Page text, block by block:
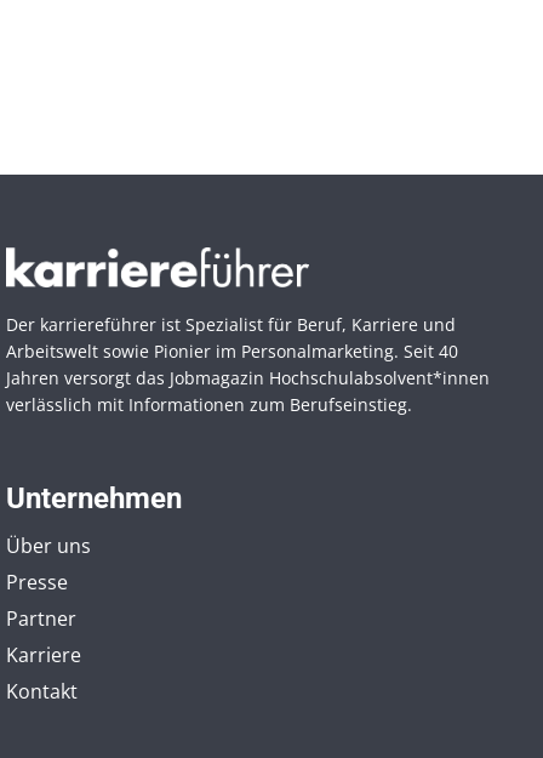
Der karriereführer ist Spezialist für Beruf, Karriere und
Arbeitswelt sowie Pionier im Personal­marketing. Seit 40
Jahren versorgt das Jobmagazin Hochschul­absolvent*innen
verlässlich mit Informationen zum Berufseinstieg.
Unternehmen
Über uns
Presse
Partner
Karriere
Kontakt